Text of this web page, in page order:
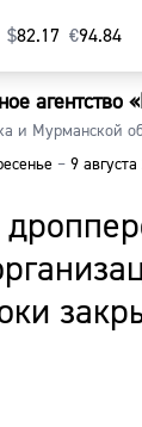
$⁠82.17 €⁠94.84
агентство
и Мурманской
– 9